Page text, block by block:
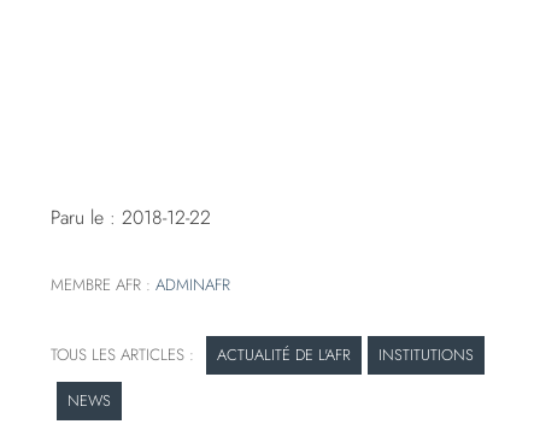
Paru le : 2018-12-22
MEMBRE AFR :ADMINAFR
ACTUALITÉ DE L'AFR
INSTITUTIONS
NEWS